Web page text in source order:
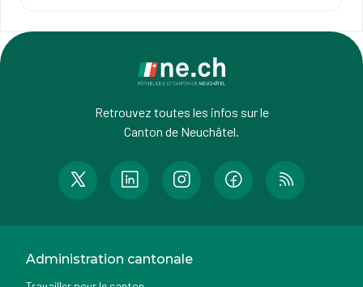
Retrouvez toutes les infos sur le
Canton de Neuchâtel.
Administration cantonale